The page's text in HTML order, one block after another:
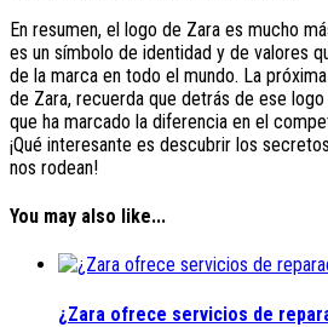
En resumen, el logo de Zara es mucho
es un símbolo de identidad y de valores
de la marca en todo el mundo. La
de Zara, recuerda que detrás de ese
que ha marcado la diferencia en el
¡Qué interesante es descubrir los
nos rodean!
You may also like...
¿Zara ofrece servicios de